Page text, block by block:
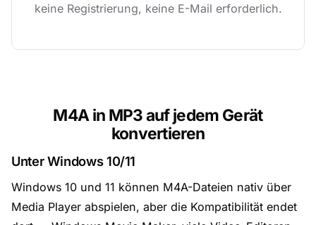
keine Registrierung, keine E-Mail erforderlich.
M4A in MP3 auf jedem Gerät
konvertieren
Unter Windows 10/11
Windows 10 und 11 können M4A-Dateien nativ über
Media Player abspielen, aber die Kompatibilität endet